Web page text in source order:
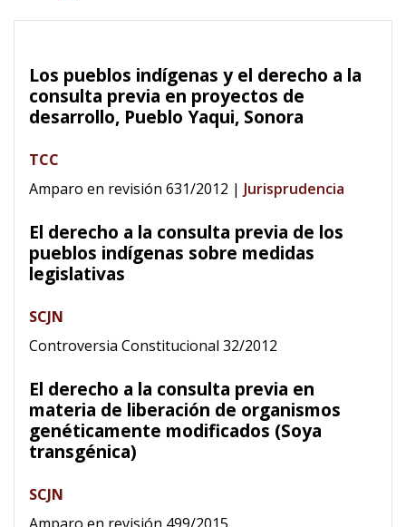
Los pueblos indígenas y el derecho a la
consulta previa en proyectos de
desarrollo, Pueblo Yaqui, Sonora
TCC
Amparo en revisión 631/2012 | Jurisprudencia
El derecho a la consulta previa de los
pueblos indígenas sobre medidas
legislativas
SCJN
Controversia Constitucional 32/2012
El derecho a la consulta previa en
materia de liberación de organismos
genéticamente modificados (Soya
transgénica)
SCJN